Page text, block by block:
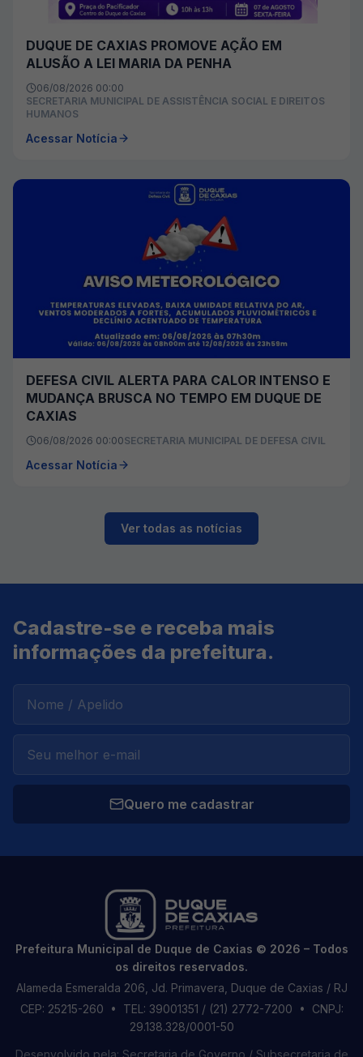
DUQUE DE CAXIAS PROMOVE AÇÃO EM
ALUSÃO A LEI MARIA DA PENHA
06/08/2026 00:00
SECRETARIA MUNICIPAL DE ASSISTÊNCIA SOCIAL E DIREITOS
HUMANOS
Acessar Notícia
DEFESA CIVIL ALERTA PARA CALOR INTENSO E
MUDANÇA BRUSCA NO TEMPO EM DUQUE DE
CAXIAS
06/08/2026 00:00SECRETARIA MUNICIPAL DE DEFESA CIVIL
Acessar Notícia
Ver todas as notícias
Cadastre-se e receba mais
informações da prefeitura.
Quero me cadastrar
Prefeitura Municipal de Duque de Caxias © 2026 – Todos
os direitos reservados.
Alameda Esmeralda 206, Jd. Primavera, Duque de Caxias / RJ
CEP: 25215-260 • TEL: 39001351 / (21) 2772-7200 • CNPJ:
29.138.328/0001-50
Desenvolvido pela: Secretaria de Governo / Subsecretaria de